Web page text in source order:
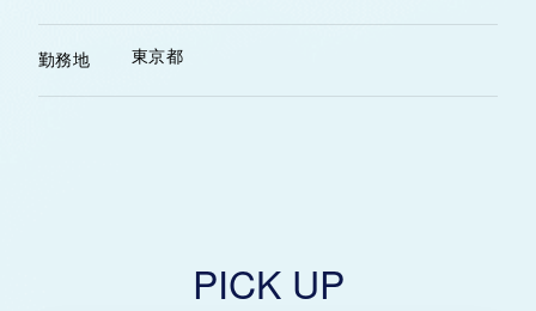
勤務地 東京都
PICK UP